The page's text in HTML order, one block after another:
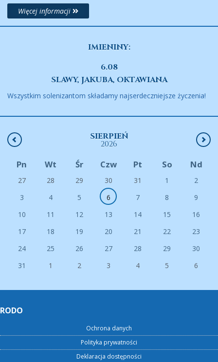
Więcej informacji
IMIENINY:
6.08
SLAWY, JAKUBA, OKTAWIANA
Wszystkim solenizantom składamy najserdeczniejsze życzenia!
SIERPIEŃ
2026
Pn Wt Śr Czw Pt So Nd
27 28 29 30 31 1
2
3
4 5 6 7 8
9
10
11 12 13 14 15
16
17
18 19 20 21 22
23
24
25 26 27 28 29
30
31
1 2 3 4 5 6
RODO
Ochrona danych
Polityka prywatności
Deklaracja dostępności